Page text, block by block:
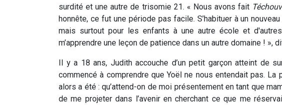
surdité et une autre de trisomie 21. « Nous avons fait
honnête, ce fut une période pas facile. S’habituer à un
mais surtout pour les enfants à une autre école et
m’apprendre une leçon de patience dans un autre domaine ! »,
Il y a 18 ans, Judith accouche d’un petit garçon atteint de
commencé à comprendre que Yoël ne nous entendait pas.
alors a été : qu’attend-on de moi présentement en tant que
de me projeter dans l’avenir en cherchant ce que me